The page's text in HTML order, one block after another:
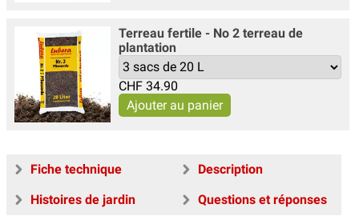
Terreau fertile - No 2 terreau de
plantation
CHF 34.90
Fiche technique
Description
Histoires de jardin
Questions et réponses